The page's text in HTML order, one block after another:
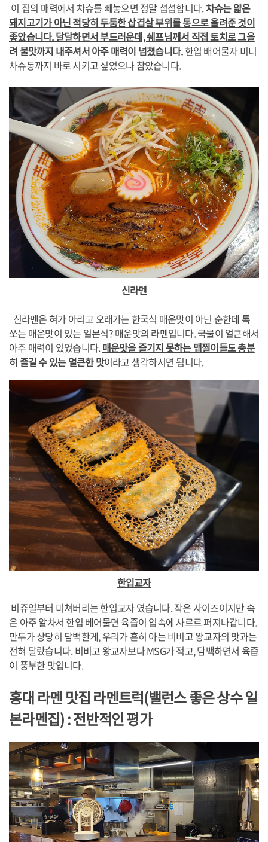
이 집의 매력에서 차슈를 빼놓으면 정말 섭섭합니다.차슈는 얇은
돼지고기가 아닌 적당히 두툼한 삽겹살 부위를 통으로 올려준 것이
좋았습니다. 달달하면서 부드러운데, 쉐프님께서 직접 토치로 그을
려 불맛까지 내주셔서 아주 매력이 넘쳤습니다.한입 배어물자 미니
차슈동까지 바로 시키고 싶었으나 참았습니다.
신라멘
신라멘은 혀가 아리고 오래가는 한국식 매운맛이 아닌 순한데 톡
쏘는 매운맛이 있는 일본식? 매운맛의 라멘입니다. 국물이 얼큰해서
아주 매력이 있었습니다. 매운맛을 즐기지 못하는 맵찔이들도 충분
히 즐길 수 있는 얼큰한 맛이라고 생각하시면 됩니다.
한입교자
비쥬얼부터 미쳐버리는 한입교자 였습니다. 작은 사이즈이지만 속
은 아주 알차서 한입 베어물면 육즙이 입속에 사르르 퍼져나갑니다.
만두가 상당히 담백한게, 우리가 흔히 아는 비비고 왕교자의 맛과는
전혀 달랐습니다. 비비고 왕교자보다 MSG가 적고, 담백하면서 육즙
이 풍부한 맛입니다.
홍대 라멘 맛집 라멘트럭(밸런스 좋은 상수 일
본라멘집): 전반적인 평가